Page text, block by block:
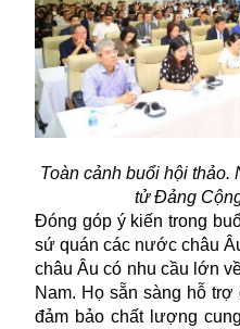
Toàn cảnh buổi hội thảo.
tử Đảng
Đóng góp ý kiến trong
sứ quán các nước châu
châu Âu có nhu cầu lớn
Nam. Họ sẵn sàng hỗ
đảm bảo chất lượng